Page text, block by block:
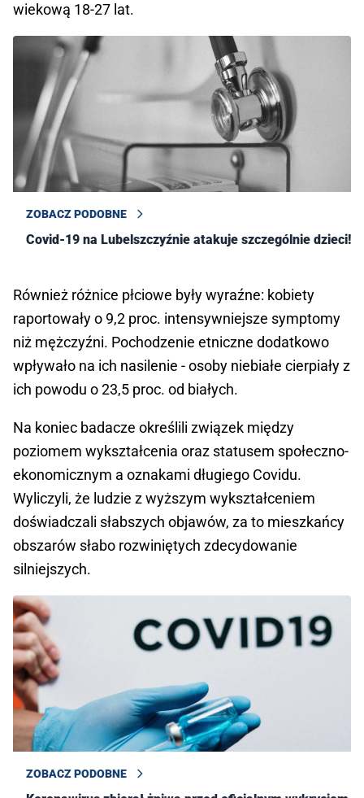
wiekową 18-27 lat.
ZOBACZ PODOBNE
Covid-19 na Lubelszczyźnie atakuje szczególnie dzieci!
Również różnice płciowe były wyraźne: kobiety
raportowały o 9,2 proc. intensywniejsze symptomy
niż mężczyźni. Pochodzenie etniczne dodatkowo
wpływało na ich nasilenie - osoby niebiałe cierpiały z
ich powodu o 23,5 proc. od białych.
Na koniec badacze określili związek między
poziomem wykształcenia oraz statusem społeczno-
ekonomicznym a oznakami długiego Covidu.
Wyliczyli, że ludzie z wyższym wykształceniem
doświadczali słabszych objawów, za to mieszkańcy
obszarów słabo rozwiniętych zdecydowanie
silniejszych.
ZOBACZ PODOBNE